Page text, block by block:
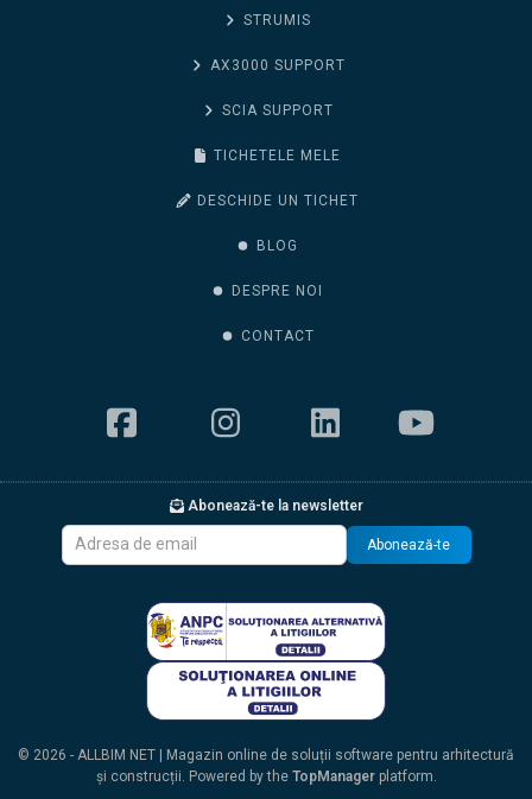
STRUMIS
AX3000 SUPPORT
SCIA SUPPORT
TICHETELE MELE
DESCHIDE UN TICHET
BLOG
DESPRE NOI
CONTACT
Abonează-te la newsletter
Abonează-te
© 2026 - ALLBIM NET | Magazin online de soluții software pentru arhitectură
și construcții. Powered by the TopManagerplatform.